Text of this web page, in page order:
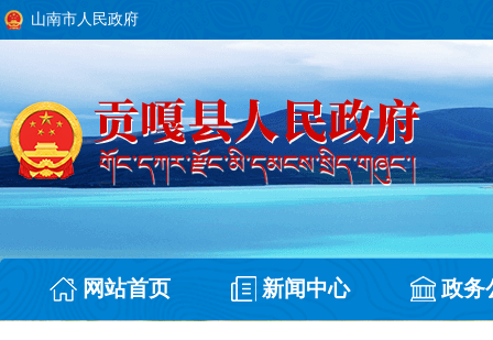
山南市人民政府
网站首页 新闻中心 政务